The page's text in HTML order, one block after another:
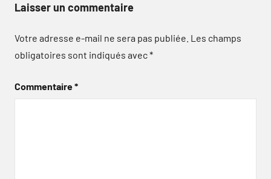
Laisser un commentaire
Votre adresse e-mail ne sera pas publiée. Les champs
obligatoires sont indiqués avec*
Commentaire*